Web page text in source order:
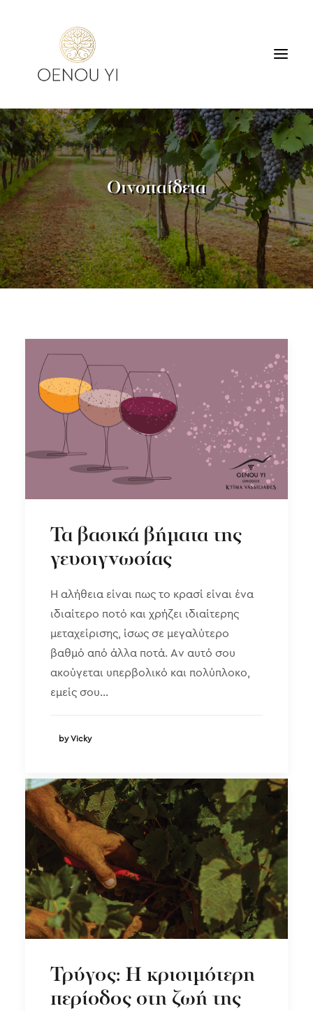
ΟΙΝΟΠΟΙΕΙΟ
ΠΡΟΪΟΝΤΑ
ΠΕΡΙΗΓΗΣΕΙΣ & ΓΕΥΣΙΓΝΩΣΙΑ
ΔΙΑΜΟΝΗ
ΕΠΙΚΟΙΝΩΝΙΑ
SEARCH
Οινοπαίδεια
Τα βασικά βήματα της
γευσιγνωσίας
Η αλήθεια είναι πως το κρασί είναι ένα
ιδιαίτερο ποτό και χρήζει ιδιαίτερης
μεταχείρισης, ίσως σε μεγαλύτερο
βαθμό από άλλα ποτά. Αν αυτό σου
ακούγεται υπερβολικό και πολύπλοκο,
εμείς σου…
by Vicky
Τρύγος: Η κρισιμότερη
περίοδος στη ζωή της